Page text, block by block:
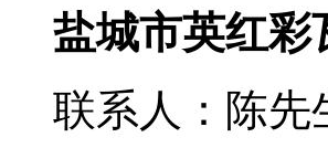
盐城市英红彩
联系人：陈先